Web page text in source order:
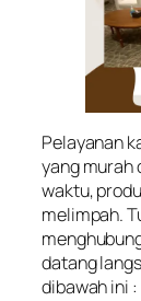
Pelayanan
yang murah
waktu,
melimpah.
datang
dibawah ini :